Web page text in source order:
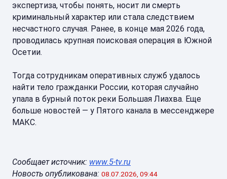
экспертиза, чтобы понять, носит ли смерть
криминальный характер или стала следствием
несчастного случая. Ранее, в конце мая 2026 года,
проводилась крупная поисковая операция в Южной
Осетии.
Тогда сотрудникам оперативных служб удалось
найти тело гражданки России, которая случайно
упала в бурный поток реки Большая Лиахва. Еще
больше новостей — у Пятого канала в мессенджере
МАКС.
Сообщает источник: www.5-tv.ru
Новость опубликована: 08.07.2026, 09:44